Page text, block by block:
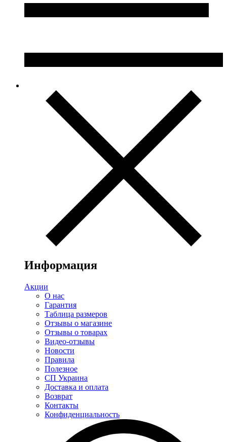
Информация
Акции
О нас
Гарантия
Таблица размеров
Отзывы о магазине
Отзывы о товарах
Видео-отзывы
Новости
Правила
Полезное
СП Украина
Доставка и оплата
Возврат
Контакты
Конфиденциальность